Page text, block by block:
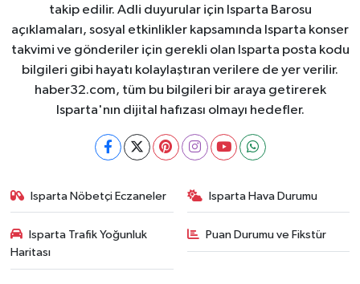
takip edilir. Adli duyurular için Isparta Barosu
açıklamaları, sosyal etkinlikler kapsamında Isparta konser
takvimi ve gönderiler için gerekli olan Isparta posta kodu
bilgileri gibi hayatı kolaylaştıran verilere de yer verilir.
haber32.com, tüm bu bilgileri bir araya getirerek
Isparta'nın dijital hafızası olmayı hedefler.
Isparta Nöbetçi Eczaneler Isparta Hava Durumu
Isparta Trafik Yoğunluk
Haritası
Puan Durumu ve Fikstür